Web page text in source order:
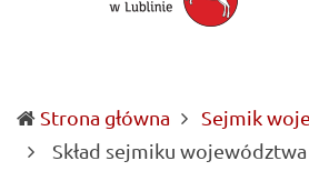
Strona główna
Sejmik
Skład sejmiku województwa